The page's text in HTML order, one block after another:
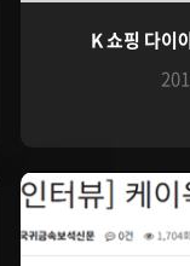
K 쇼핑 다이